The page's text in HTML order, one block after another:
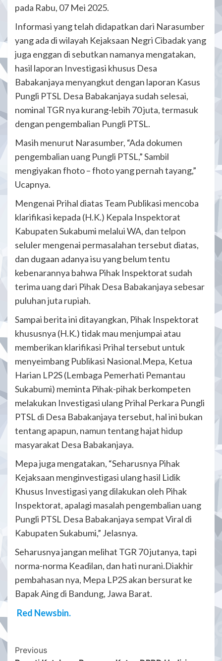
pada Rabu, 07 Mei 2025.
Informasi yang telah didapatkan dari Narasumber
yang ada di wilayah Kejaksaan Negri Cibadak yang
juga enggan di sebutkan namanya mengatakan,
hasil laporan Investigasi khusus Desa
Babakanjaya menyangkut dengan laporan Kasus
Pungli PTSL Desa Babakanjaya sudah selesai,
nominal TGR nya kurang-lebih 70 juta, termasuk
dengan pengembalian Pungli PTSL.
Masih menurut Narasumber, “Ada dokumen
pengembalian uang Pungli PTSL,” Sambil
mengiyakan fhoto – fhoto yang pernah tayang,”
Ucapnya.
Mengenai Prihal diatas Team Publikasi mencoba
klarifikasi kepada (H.K.) Kepala Inspektorat
Kabupaten Sukabumi melalui WA, dan telpon
seluler mengenai permasalahan tersebut diatas,
dan dugaan adanya isu yang belum tentu
kebenarannya bahwa Pihak Inspektorat sudah
terima uang dari Pihak Desa Babakanjaya sebesar
puluhan juta rupiah.
Sampai berita ini ditayangkan, Pihak Inspektorat
khususnya (H.K.) tidak mau menjumpai atau
memberikan klarifikasi Prihal tersebut untuk
menyeimbang Publikasi Nasional.Mepa, Ketua
Harian LP2S (Lembaga Pemerhati Pemantau
Sukabumi) meminta Pihak-pihak berkompeten
melakukan Investigasi ulang Prihal Perkara Pungli
PTSL di Desa Babakanjaya tersebut, hal ini bukan
tentang apapun, namun tentang hajat hidup
masyarakat Desa Babakanjaya.
Mepa juga mengatakan, “Seharusnya Pihak
Kejaksaan menginvestigasi ulang hasil Lidik
Khusus Investigasi yang dilakukan oleh Pihak
Inspektorat, apalagi masalah pengembalian uang
Pungli PTSL Desa Babakanjaya sempat Viral di
Kabupaten Sukabumi,” Jelasnya.
Seharusnya jangan melihat TGR 70 jutanya, tapi
norma-norma Keadilan, dan hati nurani.Diakhir
pembahasan nya, Mepa LP2S akan bersurat ke
Bapak Aing di Bandung, Jawa Barat.
Red Newsbin.
Post
Previous